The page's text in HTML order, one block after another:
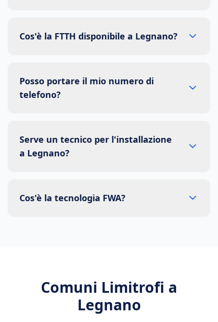
Cos'è la FTTH disponibile a Legnano?
Posso portare il mio numero di
telefono?
Serve un tecnico per l'installazione
a Legnano?
Cos'è la tecnologia FWA?
Comuni Limitrofi a
Legnano